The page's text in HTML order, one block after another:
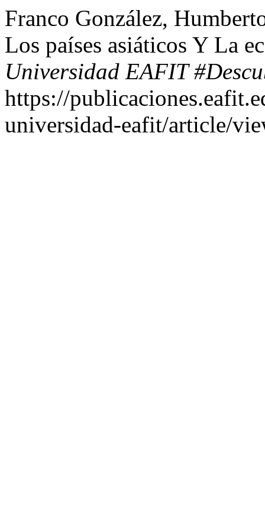
Franco González,
Los países asiáticos Y La
Universidad EAFIT
https://
universidad-eafit/article/